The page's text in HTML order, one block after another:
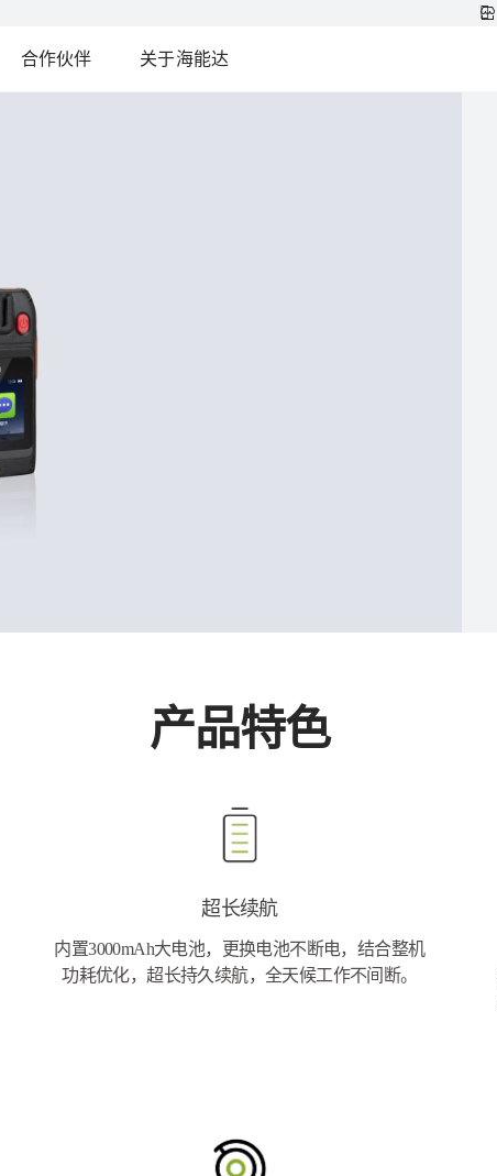
合作伙伴 关于海能达
产品特色
超长续航
内置3000mAh大电池，更换电池不断电，结合整机
功耗优化，超长持久续航，全天候工作不间断。